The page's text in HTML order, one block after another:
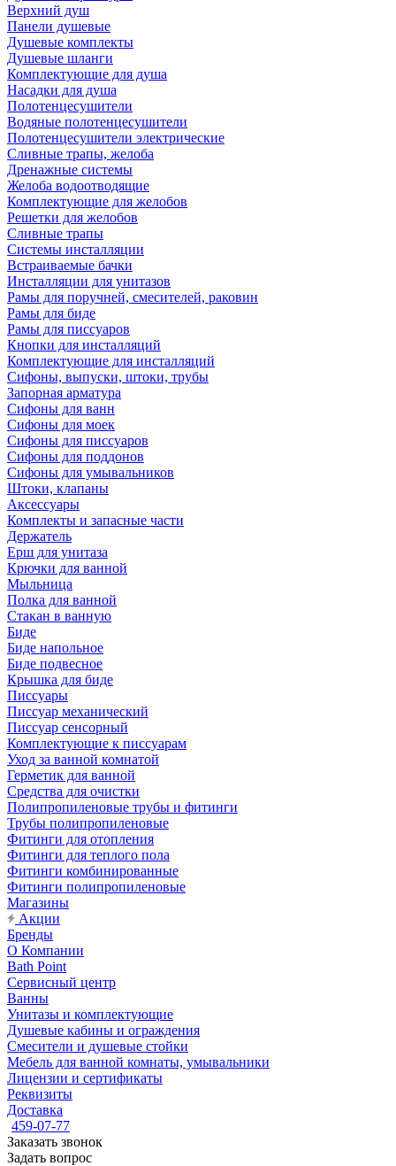
Верхний душ
Панели душевые
Душевые комплекты
Душевые шланги
Комплектующие для душа
Насадки для душа
Полотенцесушители
Водяные полотенцесушители
Полотенцесушители электрические
Сливные трапы, желоба
Дренажные системы
Желоба водоотводящие
Комплектующие для желобов
Решетки для желобов
Сливные трапы
Системы инсталляции
Встраиваемые бачки
Инсталляции для унитазов
Рамы для поручней, смесителей, раковин
Рамы для биде
Рамы для писсуаров
Кнопки для инсталляций
Комплектующие для инсталляций
Сифоны, выпуски, штоки, трубы
Запорная арматура
Сифоны для ванн
Сифоны для моек
Сифоны для писсуаров
Сифоны для поддонов
Сифоны для умывальников
Штоки, клапаны
Аксессуары
Комплекты и запасные части
Держатель
Ерш для унитаза
Крючки для ванной
Мыльница
Полка для ванной
Стакан в ванную
Биде
Биде напольное
Биде подвесное
Крышка для биде
Писсуары
Писсуар механический
Писсуар сенсорный
Комплектующие к писсуарам
Уход за ванной комнатой
Герметик для ванной
Средства для очистки
Полипропиленовые трубы и фитинги
Трубы полипропиленовые
Фитинги для отопления
Фитинги для теплого пола
Фитинги комбинированные
Фитинги полипропиленовые
Магазины
Акции
Бренды
О Компании
Bath Point
Сервисный центр
Ванны
Унитазы и комплектующие
Душевые кабины и ограждения
Смесители и душевые стойки
Мебель для ванной комнаты, умывальники
Лицензии и сертификаты
Реквизиты
Доставка
459-07-77
Заказать звонок
Задать вопрос